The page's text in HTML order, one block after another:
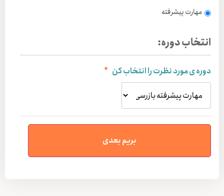
مهارت پیشرفته
انتخاب دوره:
دوره ی مورد نظرت را انتخاب کن *